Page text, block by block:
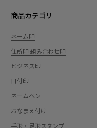
商品カテゴリ
ネーム印
住所印 組み合わせ印
ビジネス印
日付印
ネームペン
おなまえ付け
手形・足形スタンプ